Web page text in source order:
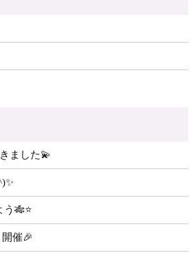
ました💫
🎋⭐️
催🎉